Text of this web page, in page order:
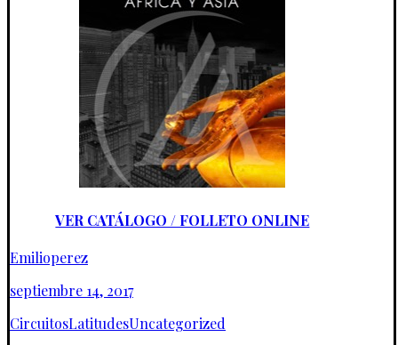
VER CATÁLOGO / FOLLETO ONLINE
Emilioperez
septiembre 14, 2017
CircuitosLatitudesUncategorized